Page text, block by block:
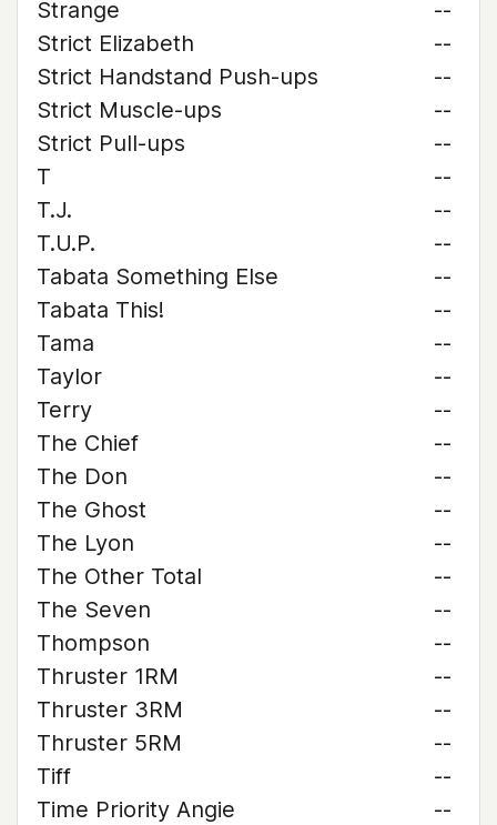
Strange
--
Strict Elizabeth
--
Strict Handstand Push-ups
--
Strict Muscle-ups
--
Strict Pull-ups
--
T
--
T.J.
--
T.U.P.
--
Tabata Something Else
--
Tabata This!
--
Tama
--
Taylor
--
Terry
--
The Chief
--
The Don
--
The Ghost
--
The Lyon
--
The Other Total
--
The Seven
--
Thompson
--
Thruster 1RM
--
Thruster 3RM
--
Thruster 5RM
--
Tiff
--
Time Priority Angie
--